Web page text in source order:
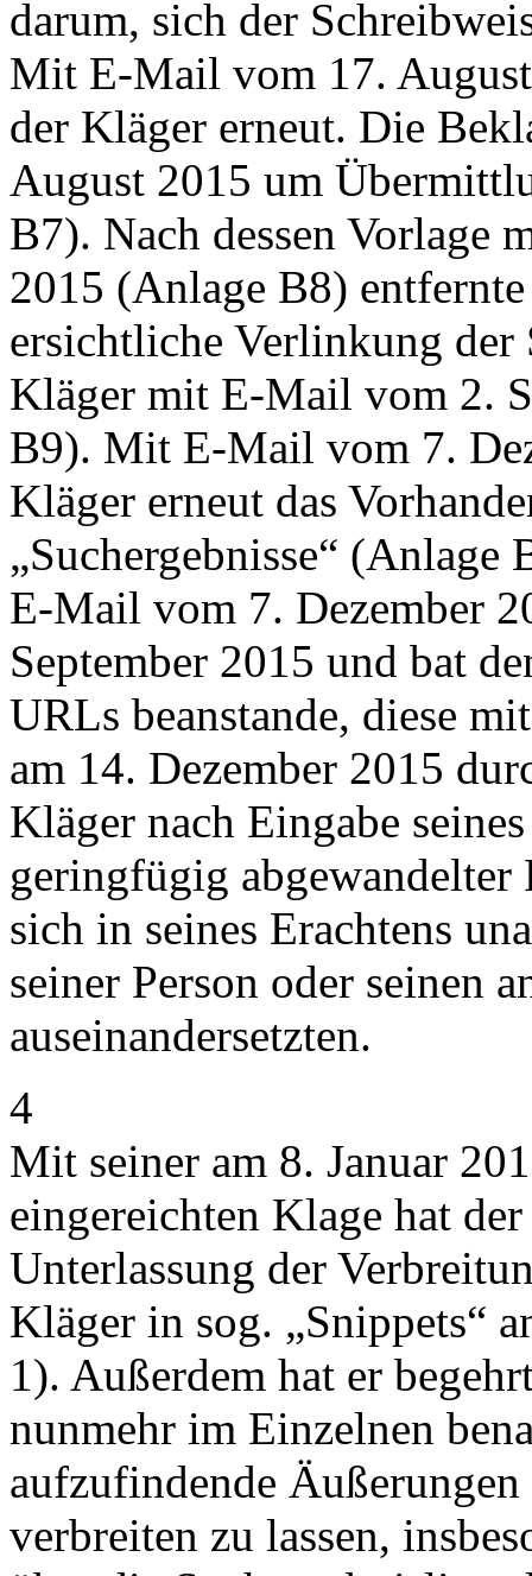
darum, sich der
Mit E-Mail vom 17.
der Kläger erneut. Die
August 2015 um
B7). Nach dessen Vorlage
2015 (Anlage B8)
ersichtliche Verlinkung
Kläger mit E-Mail vom 2.
B9). Mit E-Mail vom 7.
Kläger erneut das
„Suchergebnisse“
E-Mail vom 7. Dezember
September 2015 und bat
URLs beanstande, diese
am 14. Dezember 2015
Kläger nach Eingabe
geringfügig
sich in seines Erachtens
seiner Person oder seinen
auseinandersetzten.
4
Mit seiner am 8. Januar
eingereichten Klage hat
Unterlassung der
Kläger in sog. „Snippets“
1). Außerdem hat er
nunmehr im Einzelnen
aufzufindende
verbreiten zu lassen,